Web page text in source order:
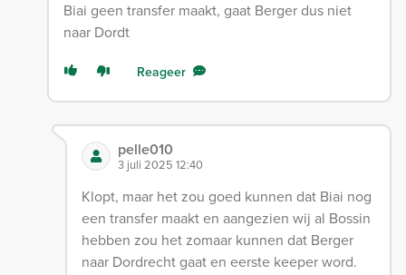
Biai geen transfer maakt, gaat Berger dus niet
naar Dordt
Reageer
pelle010
3 juli 2025 12:40
Klopt, maar het zou goed kunnen dat Biai nog
een transfer maakt en aangezien wij al Bossin
hebben zou het zomaar kunnen dat Berger
naar Dordrecht gaat en eerste keeper word.